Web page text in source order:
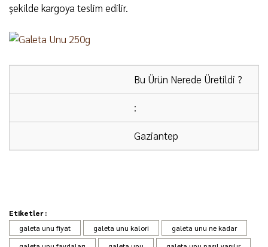
şekilde kargoya teslim edilir.
Bu Ürün Nerede Üretildi ?
:
Gaziantep
Kesinlikle tavsiye ederim!
kargo ücretsizdir.
KARGO FİRMASI:Ürünlerimiz DHL Kargo ile
Etiketler :
galeta unu fiyat
galeta unu kalori
galeta unu ne kadar